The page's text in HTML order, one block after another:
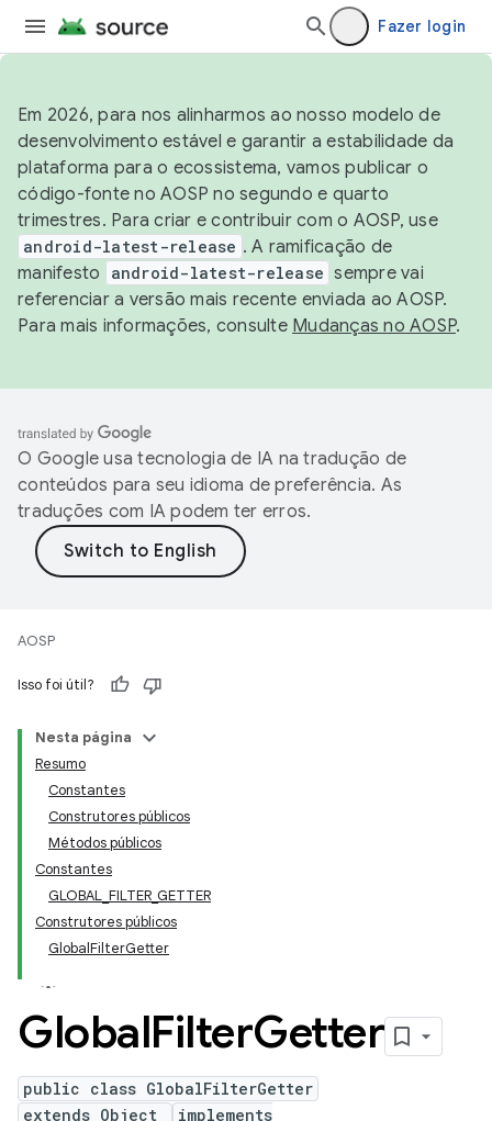
Fazer login
Em 2026, para nos alinharmos ao nosso modelo de
desenvolvimento estável e garantir a estabilidade da
plataforma para o ecossistema, vamos publicar o
código-fonte no AOSP no segundo e quarto
trimestres. Para criar e contribuir com o AOSP, use
android-latest-release . A ramificação de
manifesto
android-latest-release sempre vai
referenciar a versão mais recente enviada ao AOSP.
Para mais informações, consulte Mudanças no AOSP.
O Google usa tecnologia de IA na tradução de
conteúdos para seu idioma de preferência. As
traduções com IA podem ter erros.
AOSP
Isso foi útil?
Nesta página
Resumo
Constantes
Construtores públicos
Métodos públicos
Constantes
GLOBAL_FILTER_GETTER
Construtores públicos
GlobalFilterGetter
GlobalFilterGetter
public class GlobalFilterGetter
extends Object
implements